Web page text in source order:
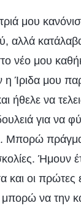
μου
αλλά
νέο μου
η Ίριδα μου
ήθελε να
για να
Μπορώ
Ήμουν
οι πρώτες
να την